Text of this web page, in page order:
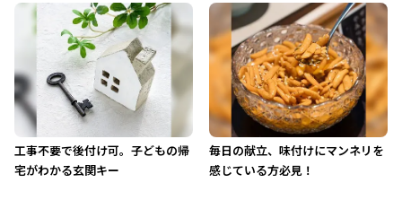
工事不要で後付け可。子どもの帰
宅がわかる玄関キー
毎日の献立、味付けにマンネリを
感じている方必見！